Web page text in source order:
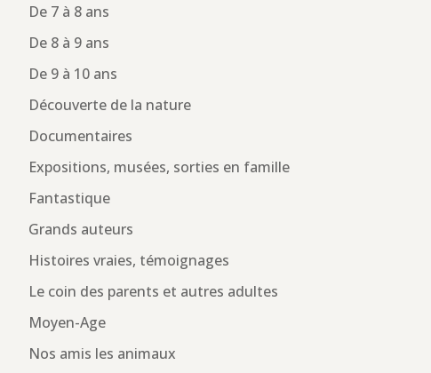
De 7 à 8 ans
De 8 à 9 ans
De 9 à 10 ans
Découverte de la nature
Documentaires
Expositions, musées, sorties en famille
Fantastique
Grands auteurs
Histoires vraies, témoignages
Le coin des parents et autres adultes
Moyen-Age
Nos amis les animaux